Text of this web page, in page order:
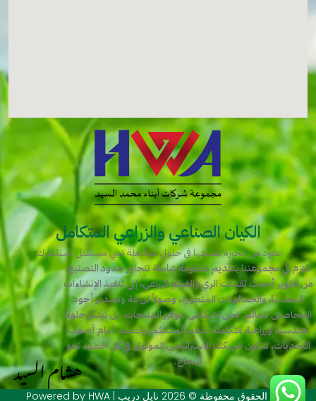
الكيان الصناعي والزراعي المتكامل
عقود من الخبرة نصيغها في حلول متكاملة تبني مستقبل استثمارك.
نلتزم في مجموعتنا بتقديم منظومة شاملة تتجاوز حدود التصنيع؛
من تطوير أحدث تقنيات الري والفيلم الزراعي، إلى تنفيذ الإنشاءات
المعدنية والجمالونات المتطورة، وصولاً لزراعة وتصدير أجود
المحاصيل للعالم. نحن لا نكتفي بتوفير المنتجات، بل نبتكر حلولاً
هندسية وزراعية متكاملة تدعم المستثمر وتصمد أمام أصعب
التحديات، لنكون شريكك الاستراتيجي الموثوق في كل خطوة نحو
النجاح.
جميع الحقوق محفوظة © 2026 نايل دريب | Powered by HWA